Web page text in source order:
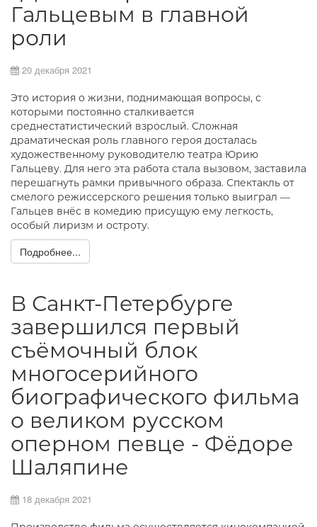
Гальцевым в главной
роли
20 декабря 2021
Это история о жизни, поднимающая вопросы, с
которыми постоянно сталкивается
среднестатистический взрослый. Сложная
драматическая роль главного героя досталась
художественному руководителю театра Юрию
Гальцеву. Для него эта работа стала вызовом, заставила
перешагнуть рамки привычного образа. Спектакль от
смелого режиссерского решения только выиграл —
Гальцев внёс в комедию присущую ему легкость,
особый лиризм и остроту.
Подробнее...
В Санкт-Петербурге
завершился первый
съёмочный блок
многосерийного
биографического фильма
о великом русском
оперном певце - Фёдоре
Шаляпине
18 декабря 2021